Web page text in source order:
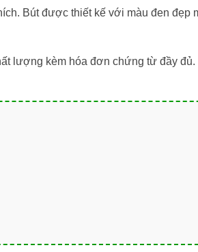
Bút được thiết kế với màu đen
lượng kèm hóa đơn chứng từ đầy đủ.